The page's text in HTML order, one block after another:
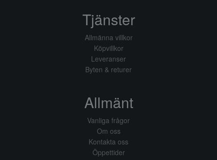
Tjänster
Allmänna villkor
Köpvillkor
Leveranser
Byten & returer
Allmänt
Vanliga frågor
Om oss
Kontakta oss
Öppettider